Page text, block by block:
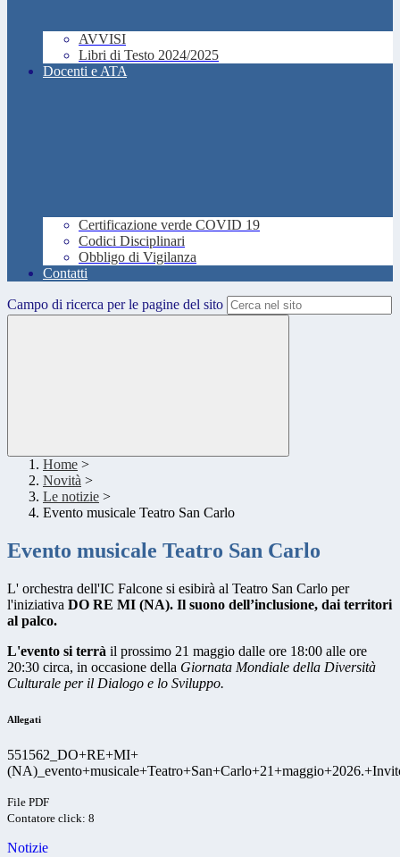
AVVISI
Libri di Testo 2024/2025
Docenti e ATA
Certificazione verde COVID 19
Codici Disciplinari
Obbligo di Vigilanza
Contatti
Campo di ricerca per le pagine del sito
Home >
Novità >
Le notizie >
Evento musicale Teatro San Carlo
Evento musicale Teatro San Carlo
L' orchestra dell'IC Falcone si esibirà al Teatro San Carlo per
l'iniziativa DO RE MI (NA). Il suono dell’inclusione, dai territori
al palco.
L'evento si terrà il prossimo 21 maggio dalle ore 18:00 alle ore
20:30 circa, in occasione della Giornata Mondiale della Diversità
Culturale per il Dialogo e lo Sviluppo.
Allegati
551562_DO+RE+MI+
File PDF
Contatore click: 8
Notizie